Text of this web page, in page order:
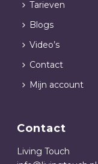
Tarieven
Blogs
Video’s
Contact
Mijn account
Contact
Living Touch